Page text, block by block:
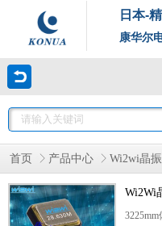
日本-
康华尔
首页 产品中心 Wi2wi晶振
Wi2Wi
-A-3-